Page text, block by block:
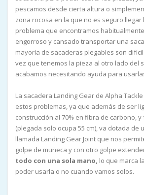
pescamos desde cierta altura o
zona rocosa en la que no es seguro llegar
problema que encontramos
engorroso y cansado transportar una
mayoría de sacaderas plegables son
vez que tenemos la pieza al otro lado del
acabamos necesitando ayuda para
La sacadera Landing Gear de Alpha
estos problemas, ya que además de ser
construcción al 70% en fibra de carbono,
(plegada solo ocupa 55 cm), va dotada de
llamada Landing Gear Joint que nos
golpe de muñeca y con otro golpe
todo con una sola mano, lo que marca
poder usarla o no cuando vamos solos.